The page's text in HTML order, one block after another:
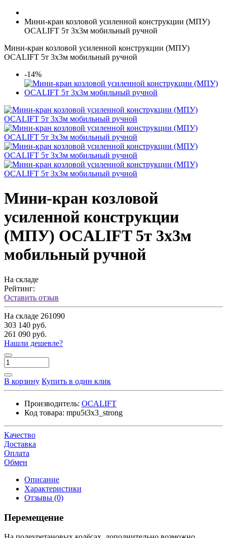
Мини-кран козловой усиленной конструкции (МПУ)
OCALIFT 5т 3x3м мобильный ручной
Мини-кран козловой усиленной конструкции (МПУ)
OCALIFT 5т 3x3м мобильный ручной
-14%
Мини-кран козловой
усиленной конструкции
(МПУ) OCALIFT 5т 3x3м
мобильный ручной
На складе
Рейтинг:
Оставить отзыв
На складе 261090
303 140 руб.
261 090 руб.
Нашли дешевле?
В корзину Купить в один клик
Производитель: OCALIFT
Код товара: mpu5t3x3_strong
Качество
Доставка
Оплата
Обмен
Описание
Характеристики
Отзывы (0)
Перемещение